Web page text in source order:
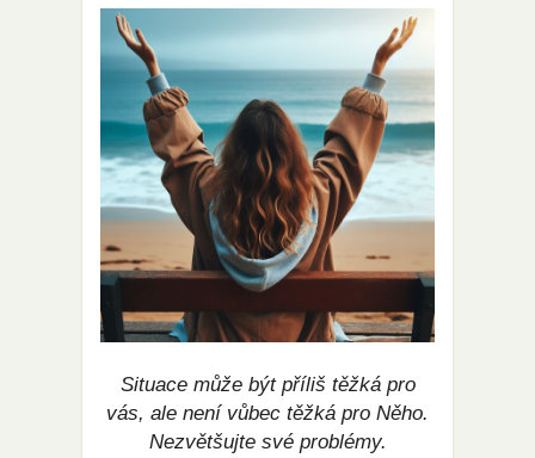
Situace může být příliš těžká pro
vás, ale není vůbec těžká pro Něho.
Nezvětšujte své problémy.